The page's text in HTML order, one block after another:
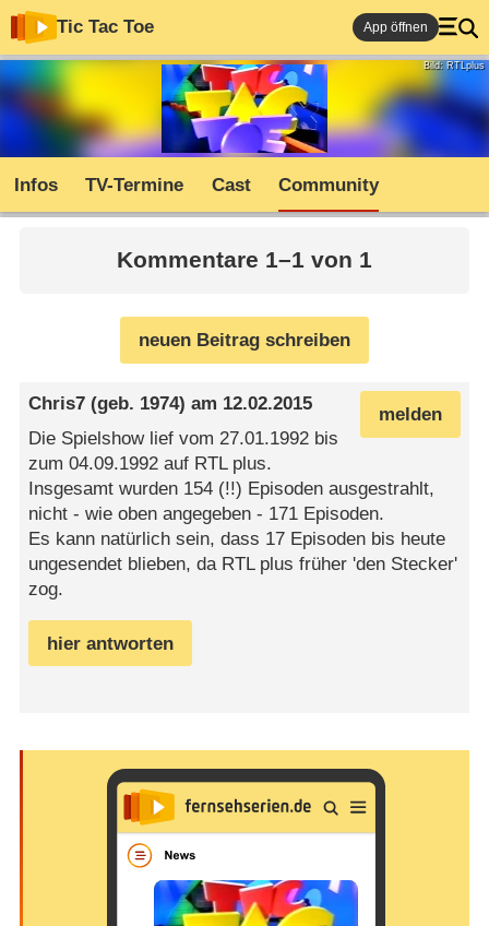
Tic Tac Toe App öffnen
Bild: RTLplus
Infos TV-Termine Cast Community
Kommentare 1–1 von 1
neuen Beitrag schreiben
melden
Chris7 (geb. 1974) am 12.02.2015
Die Spielshow lief vom 27.01.1992 bis
zum 04.09.1992 auf RTL plus.
Insgesamt wurden 154 (!!) Episoden ausgestrahlt,
nicht - wie oben angegeben - 171 Episoden.
Es kann natürlich sein, dass 17 Episoden bis heute
ungesendet blieben, da RTL plus früher 'den Stecker'
zog.
hier antworten